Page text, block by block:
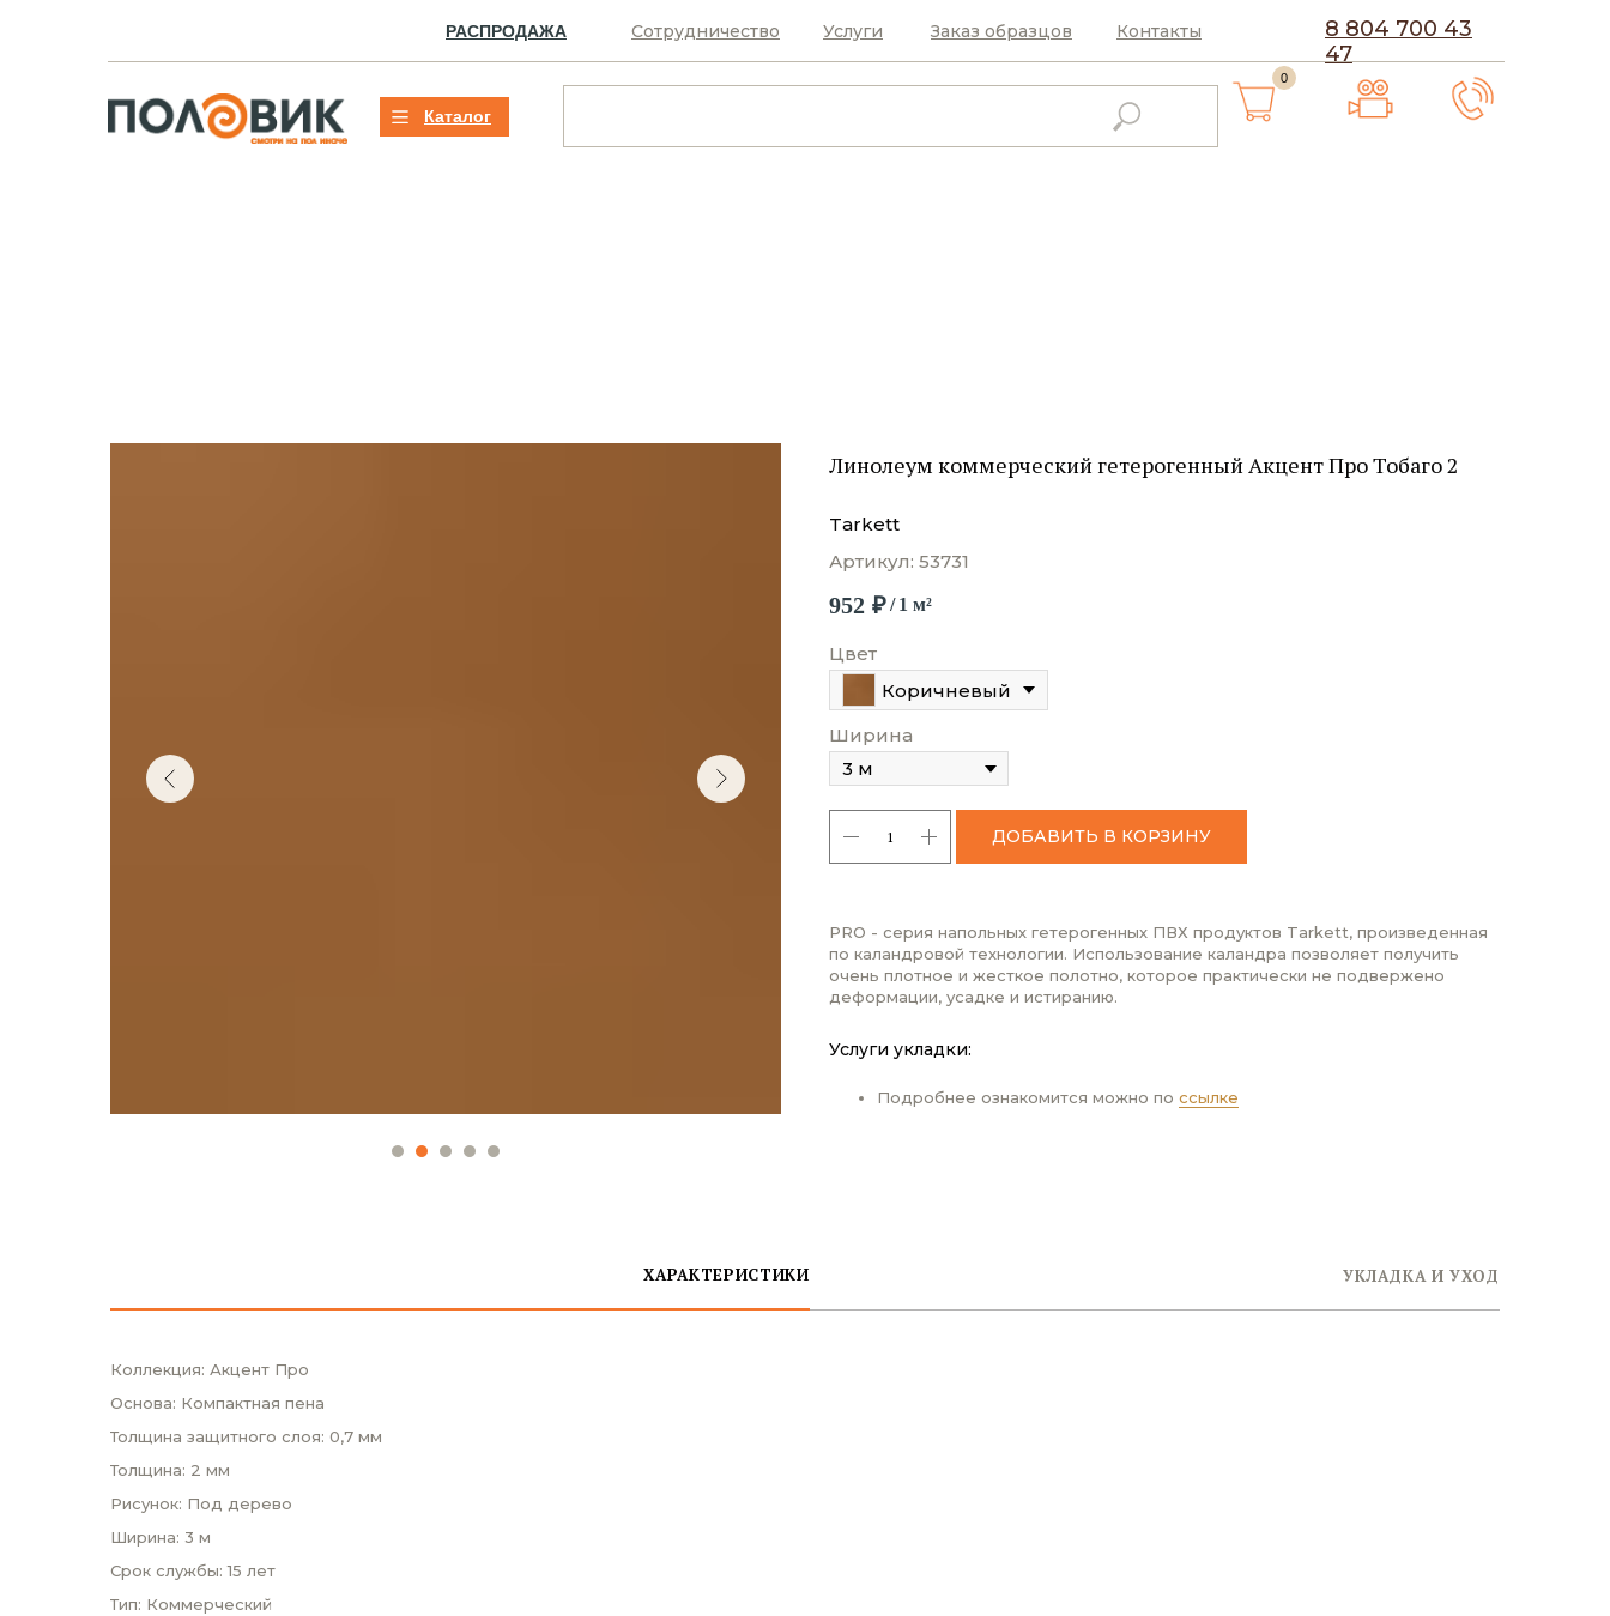
8 804 700 43
47
Услуги
Сотрудничество Контакты
Заказ образцов
РАСПРОДАЖА
0
Каталог
Линолеум коммерческий гетерогенный Акцент Про Тобаго 2
Tarkett
Артикул: 53731
952 ₽/ 1 м²
Цвет
Коричневый
Ширина
ДОБАВИТЬ В КОРЗИНУ
PRO - серия напольных гетерогенных ПВХ продуктов Tarkett, произведенная
по каландровой технологии. Использование каландра позволяет получить
очень плотное и жесткое полотно, которое практически не подвержено
деформации, усадке и истиранию.
Услуги укладки:
Подробнее ознакомится можно по ссылке
ХАРАКТЕРИСТИКИ УКЛАДКА И УХОД
Коллекция: Акцент Про
Основа: Компактная пена
Толщина защитного слоя: 0,7 мм
Толщина: 2 мм
Рисунок: Под дерево
Ширина: 3 м
Срок службы: 15 лет
Тип: Коммерческий